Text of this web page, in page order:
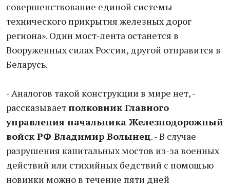
совершенствование единой системы
технического прикрытия железных дорог
региона». Один мост-лента останется в
Вооруженных силах России, другой отправится в
Беларусь.
- Аналогов такой конструкции в мире нет, -
рассказываетполковник Главного
управления начальника Железнодорожный
войск РФ Владимир Волынец. - В случае
разрушения капитальных мостов из-за военных
действий или стихийных бедствий с помощью
новинки можно в течение пяти дней